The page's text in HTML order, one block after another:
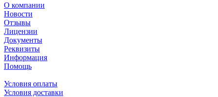
О компании
Новости
Отзывы
Лицензии
Документы
Реквизиты
Информация
Помощь
Условия оплаты
Условия доставки